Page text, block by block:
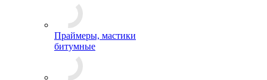
Праймеры, мастики
битумные